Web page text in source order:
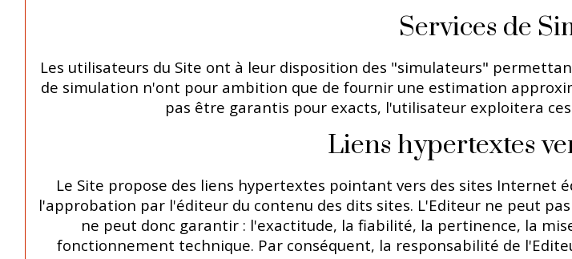
Services de
Les utilisateurs du Site ont à leur disposition des "simulateurs"
de simulation n'ont pour ambition que de fournir une estimation
pas être garantis pour exacts, l'utilisateur exploitera
Liens hypertextes
Le Site propose des liens hypertextes pointant vers des sites Internet
l'approbation par l'éditeur du contenu des dits sites. L'Editeur ne peut
ne peut donc garantir : l'exactitude, la fiabilité, la pertinence, la
fonctionnement technique. Par conséquent, la responsabilité de